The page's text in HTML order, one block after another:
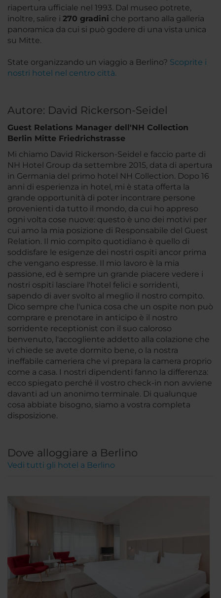
riapertura ufficiale nel 1993. Dal museo potrete,
inoltre, salire i 270 gradini che portano alla galleria
panoramica da cui si può godere di una vista unica
su Mitte.
State organizzando un viaggio a Berlino? Scoprite i
nostri hotel nel centro città.
Autore: David Rickerson-Seidel
Guest Relations Manager dell'NH Collection
Berlin Mitte Friedrichstrasse
Mi chiamo David Rickerson-Seidel e faccio parte di
NH Hotel Group da settembre 2015, data di apertura
in Germania del primo hotel NH Collection. Dopo 16
anni di esperienza in hotel, mi è stata offerta la
grande opportunità di poter incontrare persone
provenienti da tutto il mondo, da cui ho appreso
ogni volta cose nuove: questo è uno dei motivi per
cui amo la mia posizione di Responsabile del Guest
Relation. Il mio compito quotidiano è quello di
soddisfare le esigenze dei nostri ospiti ancor prima
che vengano espresse. Il mio lavoro è la mia
passione, ed è sempre un grande piacere vedere i
nostri ospiti lasciare l'hotel felici e sorridenti,
sapendo di aver svolto al meglio il nostro compito.
Dico sempre che l'unica cosa che un ospite non può
comprare e prenotare in anticipo è il nostro
sorridente receptionist con il suo caloroso
benvenuto, l'accogliente addetto alla colazione che
vi chiede se avete dormito bene, o la nostra
ineffabile cameriera che vi prepara la camera proprio
come a casa. I nostri dipendenti fanno la differenza:
ecco spiegato perché il vostro check-in non avviene
davanti ad un anonimo terminale. Di qualunque
cosa abbiate bisogno, siamo a vostra completa
disposizione.
Dove alloggiare a Berlino
Vedi tutti gli hotel a Berlino